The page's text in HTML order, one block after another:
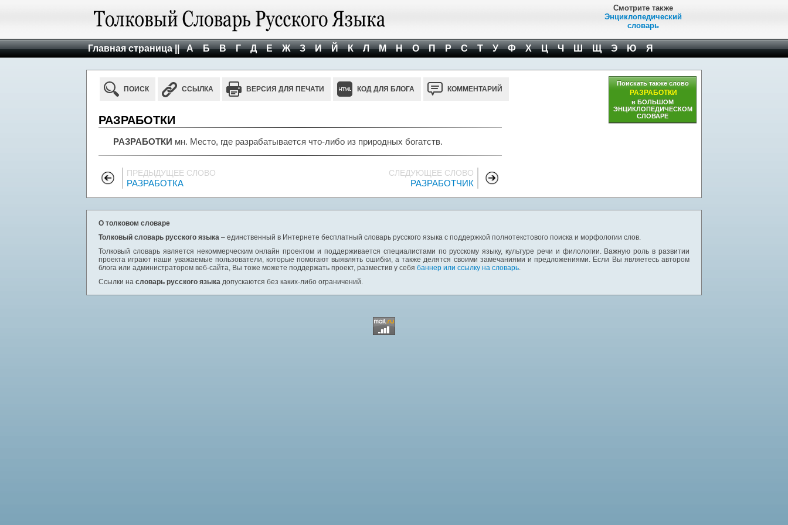
Смотрите также
Энциклопедический
словарь
Главная страница || А Б В Г Д Е Ж З И Й К Л М Н О П Р С Т У Ф Х Ц Ч Ш Щ Э Ю Я
ПОИСК ССЫЛКА ВЕРСИЯ ДЛЯ ПЕЧАТИ КОД ДЛЯ БЛОГА КОММЕНТАРИЙ
РАЗРАБОТКИ
РАЗРАБОТКИ мн. Место, где разрабатывается что-либо из природных богатств.
ПРЕДЫДУЩЕЕ СЛОВО
РАЗРАБОТКА
СЛЕДУЮЩЕЕ СЛОВО
РАЗРАБОТЧИК
Поискать также слово
РАЗРАБОТКИ
в БОЛЬШОМ
ЭНЦИКЛОПЕДИЧЕСКОМ
СЛОВАРЕ
О толковом словаре
Толковый словарь русского языка – единственный в Интернете бесплатный словарь русского языка с поддержкой полнотекстового поиска и морфологии слов.
Толковый словарь является некоммерческим онлайн проектом и поддерживается специалистами по русскому языку, культуре речи и филологии. Важную роль в развитии
проекта играют наши уважаемые пользователи, которые помогают выявлять ошибки, а также делятся своими замечаниями и предложениями. Если Вы являетесь автором
блога или администратором веб-сайта, Вы тоже можете поддержать проект, разместив у себя баннер или ссылку на словарь.
Ссылки на словарь русского языка допускаются без каких-либо ограничений.